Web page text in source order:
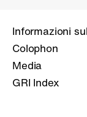
Informazioni
Colophon
Media
GRI Index